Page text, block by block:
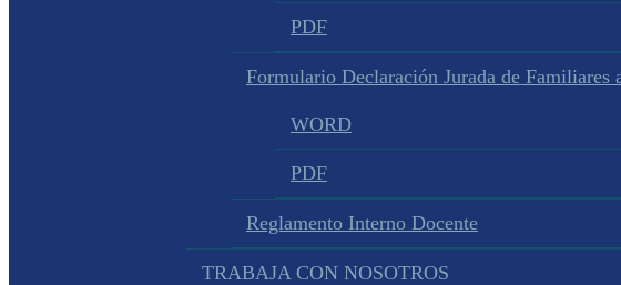
PDF
Formulario Declaración Jurada de Familiares
WORD
PDF
Reglamento Interno Docente
TRABAJA CON NOSOTROS